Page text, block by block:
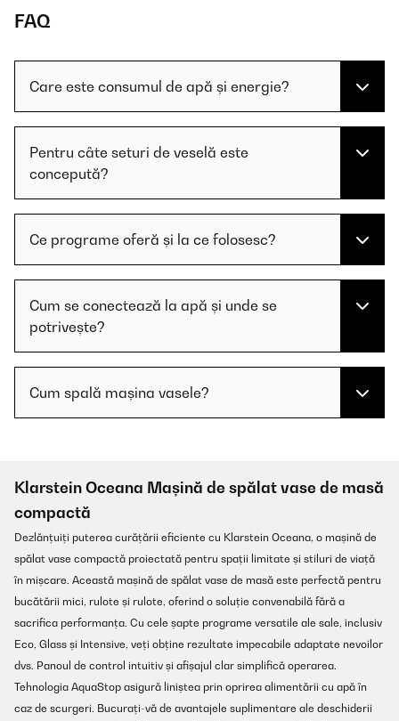
FAQ
Care este consumul de apă și energie?
Pentru câte seturi de veselă este
concepută?
Ce programe oferă și la ce folosesc?
Cum se conectează la apă și unde se
potrivește?
Cum spală mașina vasele?
Klarstein Oceana Mașină de spălat vase de masă
compactă
Dezlănțuiți puterea curățării eficiente cu Klarstein Oceana, o mașină de
spălat vase compactă proiectată pentru spații limitate și stiluri de viață
în mișcare. Această mașină de spălat vase de masă este perfectă pentru
bucătării mici, rulote și rulote, oferind o soluție convenabilă fără a
sacrifica performanța. Cu cele șapte programe versatile ale sale, inclusiv
Eco, Glass și Intensive, veți obține rezultate impecabile adaptate nevoilor
dvs. Panoul de control intuitiv și afișajul clar simplifică operarea.
Tehnologia AquaStop asigură liniștea prin oprirea alimentării cu apă în
caz de scurgeri. Bucurați-vă de avantajele suplimentare ale deschiderii